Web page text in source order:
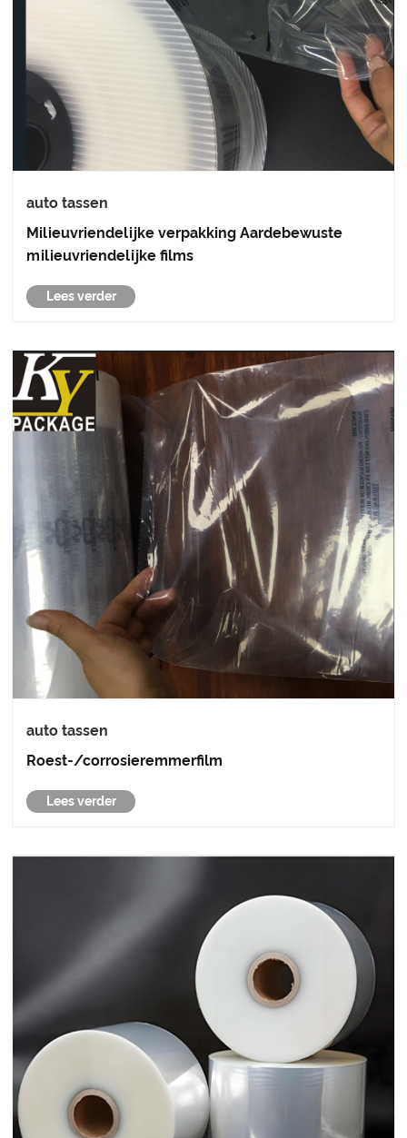
auto tassen
Milieuvriendelijke verpakking Aardebewuste
milieuvriendelijke films
Lees verder
auto tassen
Roest-/corrosieremmerfilm
Lees verder